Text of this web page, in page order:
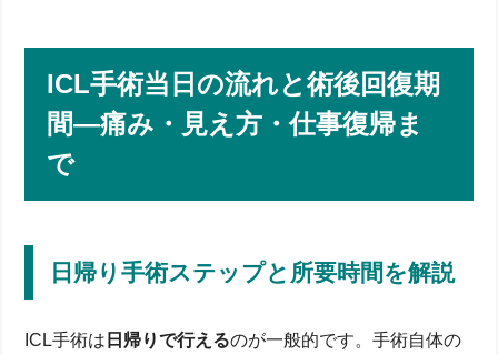
ICL手術当日の流れと術後回復期
間―痛み・見え方・仕事復帰ま
で
日帰り手術ステップと所要時間を解説
ICL手術は 日帰りで行えるのが一般的です。手術自体の